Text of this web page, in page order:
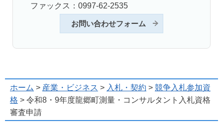
ファックス：0997-62-2535
お問い合わせフォーム
ホーム > 産業・ビジネス > 入札・契約 > 競争入札参加資
格 > 令和8・9年度龍郷町測量・コンサルタント入札資格
審査申請